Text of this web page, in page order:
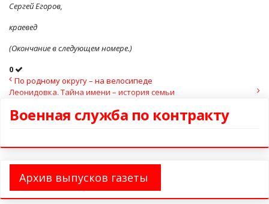
Сергей Егоров,
краевед
(Окончание в следующем номере.)
0
По родному округу – на велосипеде
Леонидовка. Тайна имени – история семьи
Военная служба по контракту
Архив выпусков газеты